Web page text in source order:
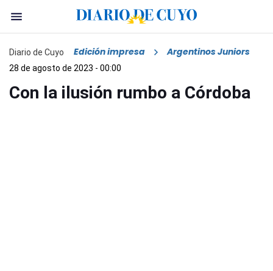
Diario de Cuyo Edición impresa Argentinos Juniors
28 de agosto de 2023 - 00:00
Con la ilusión rumbo a Córdoba